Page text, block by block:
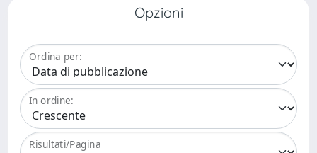
Opzioni
Ordina per:
In ordine:
Risultati/Pagina